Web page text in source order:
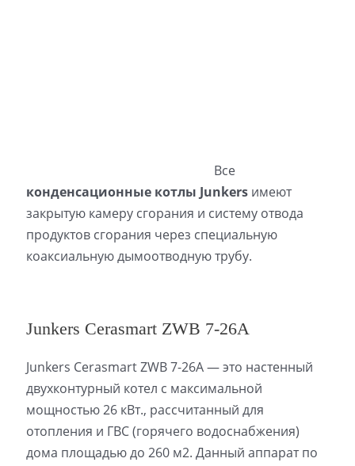
Все
конденсационные котлы Junkersимеют
закрытую камеру сгорания и систему отвода
продуктов сгорания через специальную
коаксиальную дымоотводную трубу.
Junkers Cerasmart ZWB 7-26A
Junkers Cerasmart ZWB 7-26A — это настенный
двухконтурный котел с максимальной
мощностью 26 кВт., рассчитанный для
отопления и ГВС (горячего водоснабжения)
дома площадью до 260 м2. Данный аппарат по